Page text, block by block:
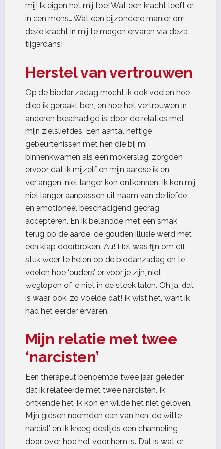
mij! Ik eigen het mij toe! Wat een kracht leeft er
in een mens… Wat een bijzondere manier om
deze kracht in mij te mogen ervaren via deze
tijgerdans!
Herstel van vertrouwen
Op de biodanzadag mocht ik ook voelen hoe
diep ik geraakt ben, en hoe het vertrouwen in
anderen beschadigd is, door de relaties met
mijn zielsliefdes. Een aantal heftige
gebeurtenissen met hen die bij mij
binnenkwamen als een mokerslag, zorgden
ervoor dat ik mijzelf en mijn aardse ik en
verlangen, niet langer kon ontkennen. Ik kon mij
niet langer aanpassen uit naam van de liefde
en emotioneel beschadigend gedrag
accepteren. En ik belandde met een smak
terug op de aarde, de gouden illusie werd met
een klap doorbroken. Au! Het was fijn om dit
stuk weer te helen op de biodanzadag en te
voelen hoe ‘ouders’ er voor je zijn, niet
weglopen of je niet in de steek laten. Oh ja, dat
is waar ook, zo voelde dat! Ik wist het, want ik
had het eerder ervaren.
Mijn relatie met twee
‘narcisten’
Een therapeut benoemde twee jaar geleden
dat ik relateerde met twee narcisten. Ik
ontkende het, ik kon en wilde het niet geloven.
Mijn gidsen noemden een van hen ‘de witte
narcist’ en ik kreeg destijds een channeling
door over hoe het voor hem is. Dat is wat er